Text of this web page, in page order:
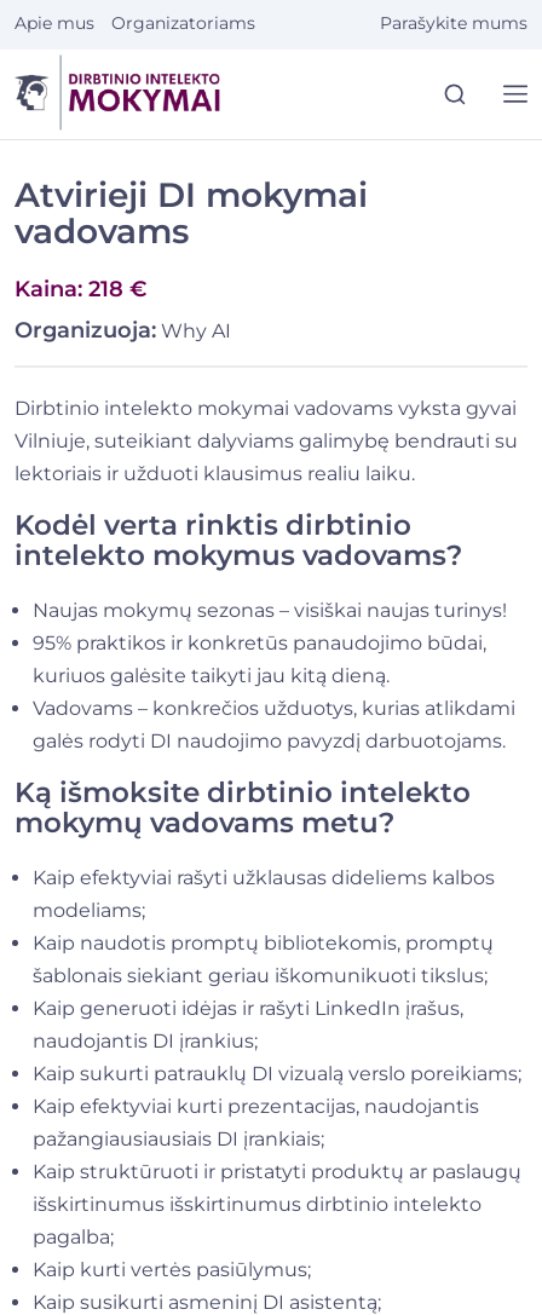
Eiti
turinio
Apie mus Organizatoriams Parašykite mums
Atvirieji DI mokymai
vadovams
Kaina: 218 €
Organizuoja: Why AI
Dirbtinio intelekto mokymai vadovams vyksta gyvai
Vilniuje, suteikiant dalyviams galimybę bendrauti su
lektoriais ir užduoti klausimus realiu laiku.
Kodėl verta rinktis dirbtinio
intelekto mokymus vadovams?
Naujas mokymų sezonas – visiškai naujas turinys!
95% praktikos ir konkretūs panaudojimo būdai,
kuriuos galėsite taikyti jau kitą dieną.
Vadovams – konkrečios užduotys, kurias atlikdami
galės rodyti DI naudojimo pavyzdį darbuotojams.
Ką išmoksite dirbtinio intelekto
mokymų vadovams metu?
Kaip efektyviai rašyti užklausas dideliems kalbos
modeliams;
Kaip naudotis promptų bibliotekomis, promptų
šablonais siekiant geriau iškomunikuoti tikslus;
Kaip generuoti idėjas ir rašyti LinkedIn įrašus,
naudojantis DI įrankius;
Kaip sukurti patrauklų DI vizualą verslo poreikiams;
Kaip efektyviai kurti prezentacijas, naudojantis
pažangiausiausiais DI įrankiais;
Kaip struktūruoti ir pristatyti produktų ar paslaugų
išskirtinumus išskirtinumus dirbtinio intelekto
pagalba;
Kaip kurti vertės pasiūlymus;
Kaip susikurti asmeninį DI asistentą;